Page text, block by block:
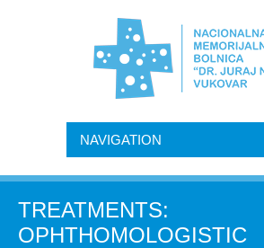
NAVIGATION
TREATMENTS:
OPHTHOMOLOGISTIC